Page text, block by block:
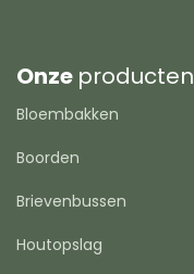
Onze producten
Bloembakken
Boorden
Brievenbussen
Houtopslag